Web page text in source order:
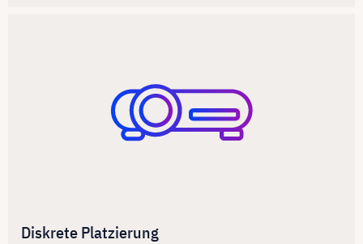
Diskrete Platzierung